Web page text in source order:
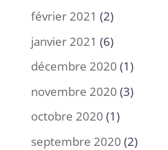
février 2021 (2)
janvier 2021 (6)
décembre 2020 (1)
novembre 2020 (3)
octobre 2020 (1)
septembre 2020 (2)